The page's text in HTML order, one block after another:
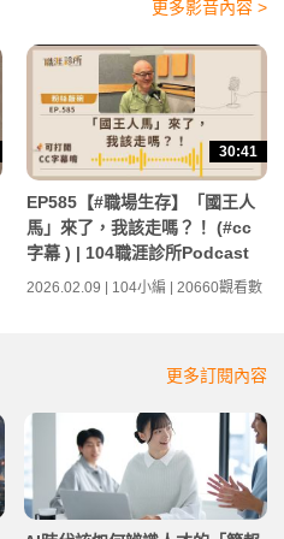
更多影音內容 >
30:41
EP585【#職場生存】「國王人
馬」來了，我該走嗎？！ (#cc
字幕 ) | 104職涯診所Podcast
2026.02.09 | 104小編 | 20660觀看數
更多訂閱內容